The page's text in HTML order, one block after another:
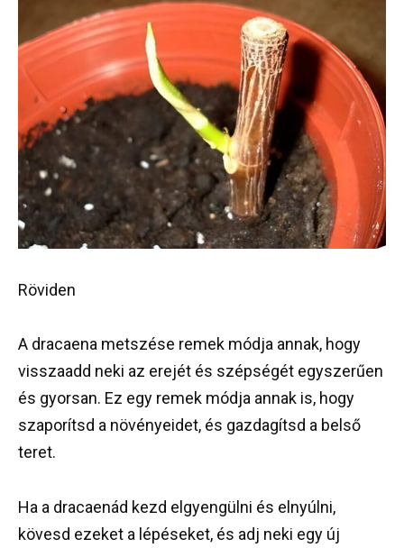
Röviden
A dracaena metszése remek módja annak, hogy
visszaadd neki az erejét és szépségét egyszerűen
és gyorsan. Ez egy remek módja annak is, hogy
szaporítsd a növényeidet, és gazdagítsd a belső
teret.
Ha a dracaenád kezd elgyengülni és elnyúlni,
kövesd ezeket a lépéseket, és adj neki egy új